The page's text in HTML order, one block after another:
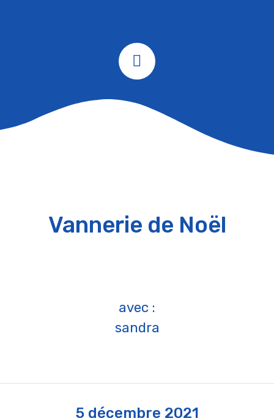
Vannerie de Noël
avec :
sandra
5 décembre 2021